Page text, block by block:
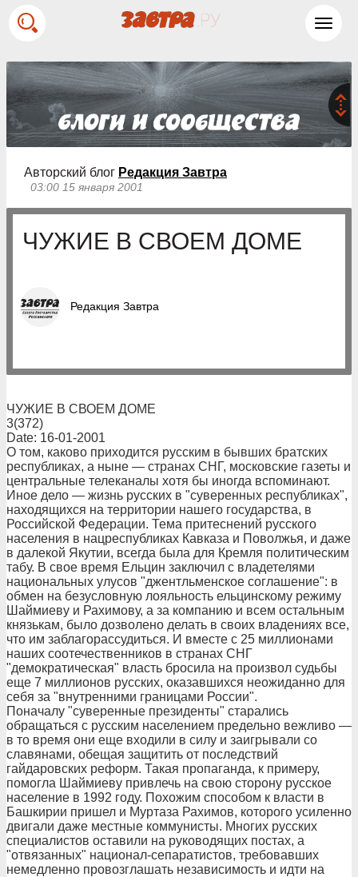
Авторский блог Редакция Завтра
03:00 15 января 2001
ЧУЖИЕ В СВОЕМ ДОМЕ
Редакция Завтра
ЧУЖИЕ В СВОЕМ ДОМЕ
3(372)
Date: 16-01-2001
О том, каково приходится русским в бывших братских
республиках, а ныне — странах СНГ, московские газеты и
центральные телеканалы хотя бы иногда вспоминают.
Иное дело — жизнь русских в "суверенных республиках",
находящихся на территории нашего государства, в
Российской Федерации. Тема притеснений русского
населения в нацреспубликах Кавказа и Поволжья, и даже
в далекой Якутии, всегда была для Кремля политическим
табу. В свое время Ельцин заключил с владетелями
национальных улусов "джентльменское соглашение": в
обмен на безусловную лояльность ельцинскому режиму
Шаймиеву и Рахимову, а за компанию и всем остальным
князькам, было дозволено делать в своих владениях все,
что им заблагорассудиться. И вместе с 25 миллионами
наших соотечественников в странах СНГ
"демократическая" власть бросила на произвол судьбы
еще 7 миллионов русских, оказавшихся неожиданно для
себя за "внутренними границами России".
Поначалу "суверенные президенты" старались
обращаться с русским населением предельно вежливо —
в то время они еще входили в силу и заигрывали со
славянами, обещая защитить от последствий
гайдаровских реформ. Такая пропаганда, к примеру,
помогла Шаймиеву привлечь на свою сторону русское
население в 1992 году. Похожим способом к власти в
Башкирии пришел и Муртаза Рахимов, которого усиленно
двигали даже местные коммунисты. Многих русских
специалистов оставили на руководящих постах, а
"отвязанных" национал-сепаратистов, требовавших
немедленно провозглашать независимость и идти на